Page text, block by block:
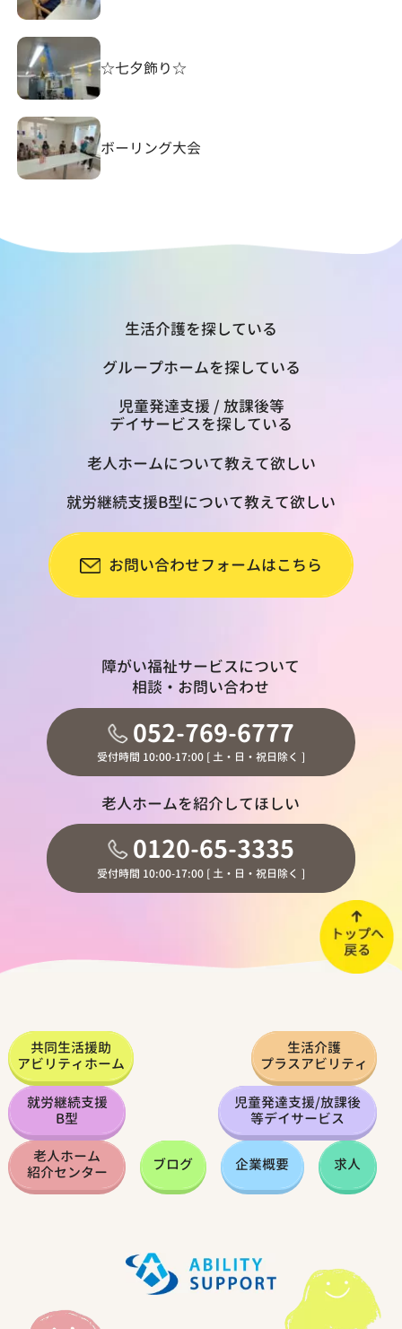
☆七夕飾り☆
ボーリング大会
生活介護を探している
グループホームを探している
児童発達支援 / 放課後等
デイサービスを探している
老人ホームについて教えて欲しい
就労継続支援B型について教えて欲しい
お問い合わせフォームはこちら
障がい福祉サービスについて
相談・お問い合わせ
052-769-6777
受付時間 10:00-17:00 [ 土・日・祝日除く ]
老人ホームを紹介してほしい
0120-65-3335
受付時間 10:00-17:00 [ 土・日・祝日除く ]
共同生活援助
アビリティホーム
生活介護
プラスアビリティ
就労継続支援
B型
児童発達支援/放課後
等デイサービス
老人ホーム
紹介センター
ブログ 企業概要 求人